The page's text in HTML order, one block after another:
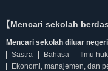
【Mencari sekolah
Mencari sekolah diluar
Sastra
Bahasa
Ilmu
Ekonomi, manajemen, dan